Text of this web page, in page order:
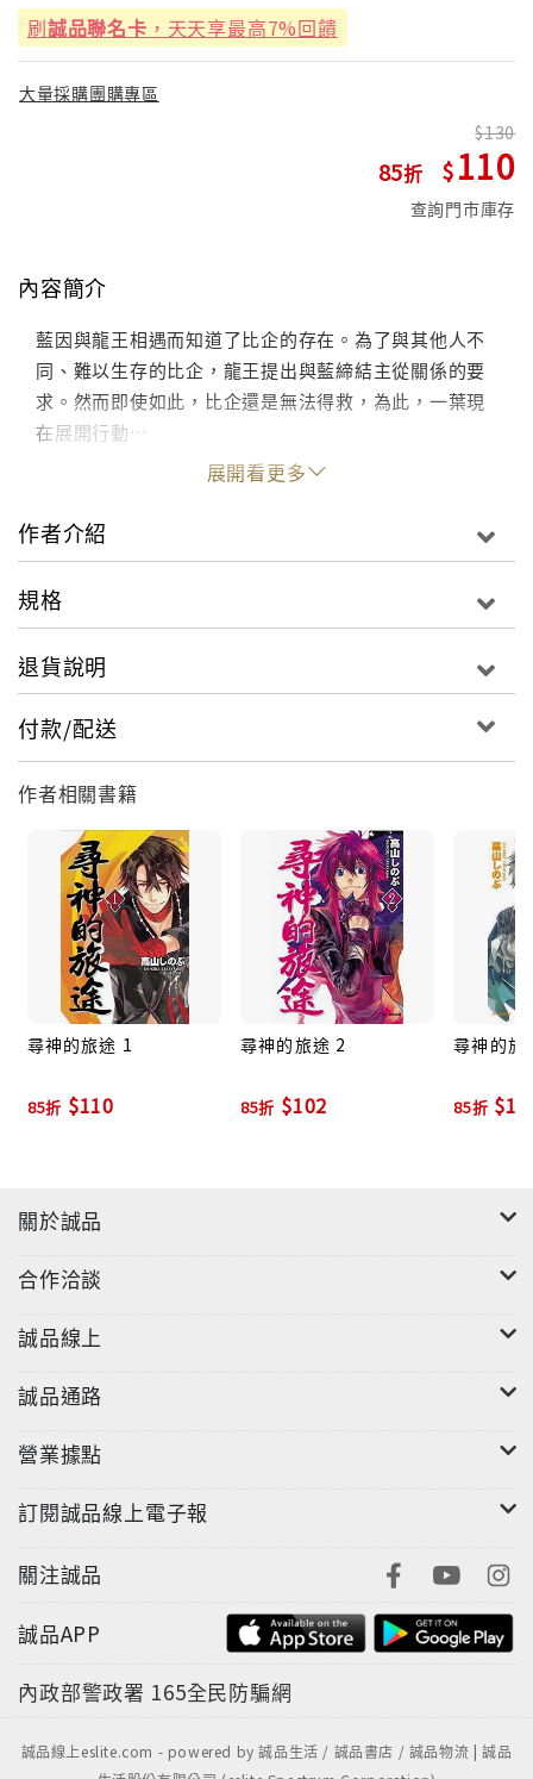
刷誠品聯名卡 ，天天享最高7%回饋
大量採購團購專區
85
130
110
查詢門市庫存
內容簡介
藍因與龍王相遇而知道了比企的存在。為了與其他人不
同、難以生存的比企，龍王提出與藍締結主從關係的要
求。然而即使如此，比企還是無法得救，為此，一葉現
在展開行動…
展開看更多
作者介紹
規格
退貨說明
付款/配送
作者相關書籍
尋神的旅途 1
85折 $110
尋神的旅途 2
85折 $102
尋神的旅
85折
關於誠品
合作洽談
誠品線上
誠品通路
營業據點
訂閱誠品線上電子報
關注誠品
誠品APP
內政部警政署 165全民防騙網
誠品線上eslite.com - powered by 誠品生活 / 誠品書店 / 誠品物流 | 誠品